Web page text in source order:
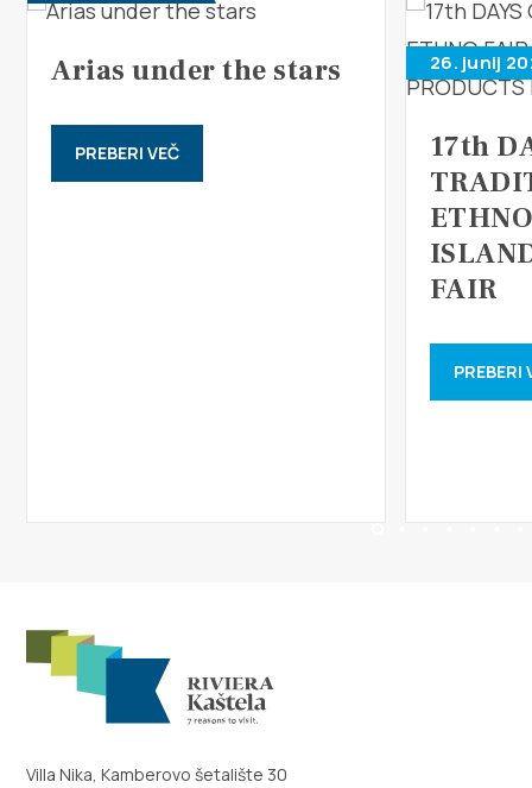
Arias under the stars
PREBERI VEČ
26. junij
17th
FAIR
PREBERI
Villa Nika, Kamberovo šetalište 30